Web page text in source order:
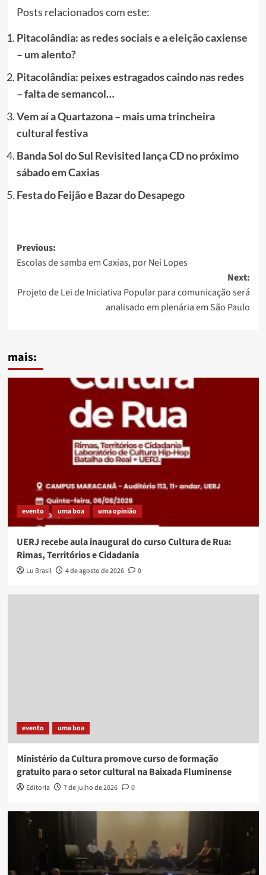
Posts relacionados com este:
Pitacolândia: as redes sociais e a eleição caxiense
– um alento?
Pitacolândia: peixes estragados caindo nas redes
– falta de semancol…
Vem aí a Quartazona – mais uma trincheira
cultural festiva
Banda Sol do Sul Revisited lança CD no próximo
sábado em Caxias
Festa do Feijão e Bazar do Desapego
Post
navigation
Previous:
Escolas de samba em Caxias, por Nei Lopes
Next:
Projeto de Lei de Iniciativa Popular para comunicação será
analisado em plenária em São Paulo
mais:
evento uma boa uma opinião
UERJ recebe aula inaugural do curso Cultura de Rua:
Rimas, Territórios e Cidadania
Lu Brasil 4 de agosto de 2026 0
evento uma boa
Ministério da Cultura promove curso de formação
gratuito para o setor cultural na Baixada Fluminense
Editoria 7 de julho de 2026 0